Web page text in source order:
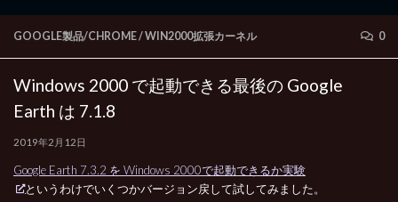
GOOGLE製品/CHROME/WIN2000拡張カーネル 0
Windows 2000 で起動できる最後の Google
Earth は 7.1.8
2019年2月12日
Google Earth 7.3.2 を Windows 2000で起動できるか実験
というわけでいくつかバージョン戻して試してみました。